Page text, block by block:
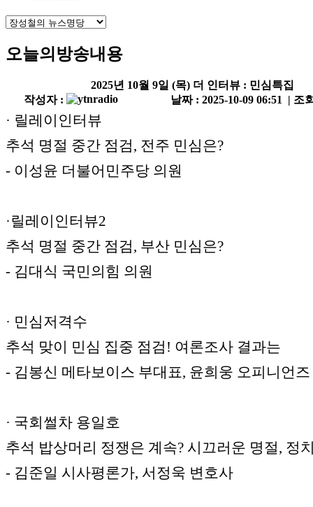
오늘의방송내용
2025년 10월 9일 (목) 더 인터뷰 : 민심특집
작성자 :
날짜 : 2025-10-09 06:51 | 조
· 릴레이인터뷰
추석 명절 중간 점검, 전주 민심은?
- 이성윤 더불어민주당 의원
·릴레이인터뷰2
추석 명절 중간 점검, 부산 민심은?
- 김대식 국민의힘 의원
· 민심저격수
추석 맞이 민심 집중 점검! 여론조사 결과는
- 김봉신 메타보이스 부대표, 윤희웅 오피니언
· 국회썰차 용일호
추석 밥상머리 정쟁은 계속? 시끄러운 명절, 정
- 김준일 시사평론가, 서정욱 변호사